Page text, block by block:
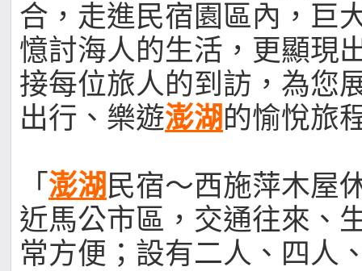
合，走進民宿園區內，巨
憶討海人的生活，更顯現
接每位旅人的到訪，為您
出行、樂遊澎湖的愉悅旅
「 澎湖民宿～西施萍木屋
近馬公市區，交通往來、
常方便；設有二人、四人